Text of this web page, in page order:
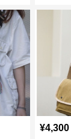
¥4,300